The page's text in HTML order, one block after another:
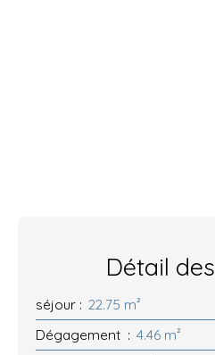
Détail des
séjour : 22.75 m²
Dégagement : 4.46 m²